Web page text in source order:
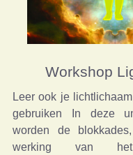
Workshop
Leer ook je
gebruiken In deze
worden de
werking van het